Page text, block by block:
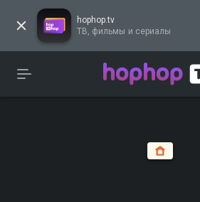
hophop.tv
ТВ, фильмы и сериалы